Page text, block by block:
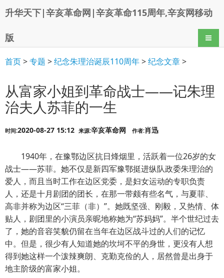
升华天下|辛亥革命网|辛亥革命115周年,辛亥网移动
版 导航
首页>专题 >纪念朱理治诞辰110周年>纪念文章>
从富家小姐到革命战士——记朱理
治夫人苏菲的一生
时间:2020-08-27 15:12 来源:辛亥革命网 作者:肖迅
1940年，在豫鄂边区抗日烽烟里，活跃着一位26岁的女
战士——苏菲。她不仅是新四军豫鄂挺进纵队政委朱理治的
爱人，而且当时工作在边区党委，是妇女运动的专职负责
人，还是十月剧团的团长，在那一带颇有些名气，与夏菲、
高非并称为边区“三菲（非）”。她既坚强、刚毅，又热情、体
贴人，剧团里的小演员亲昵地称她为“苏妈妈”。半个世纪过去
了，她的音容笑貌仍留在当年在边区战斗过的人们的记忆
中。但是，很少有人知道她的坎坷不平的身世，更没有人想
得到她这样一个泼辣爽朗、克勤克俭的人，居然曾是出身于
地主阶级的富家小姐。